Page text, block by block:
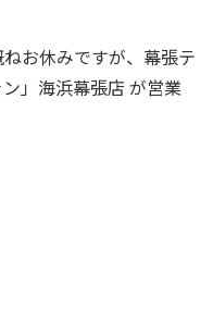
お休みですが、幕張テ
」海浜幕張店 が営業